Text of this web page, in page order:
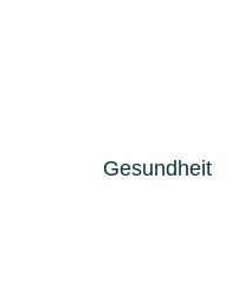
Gesundheit